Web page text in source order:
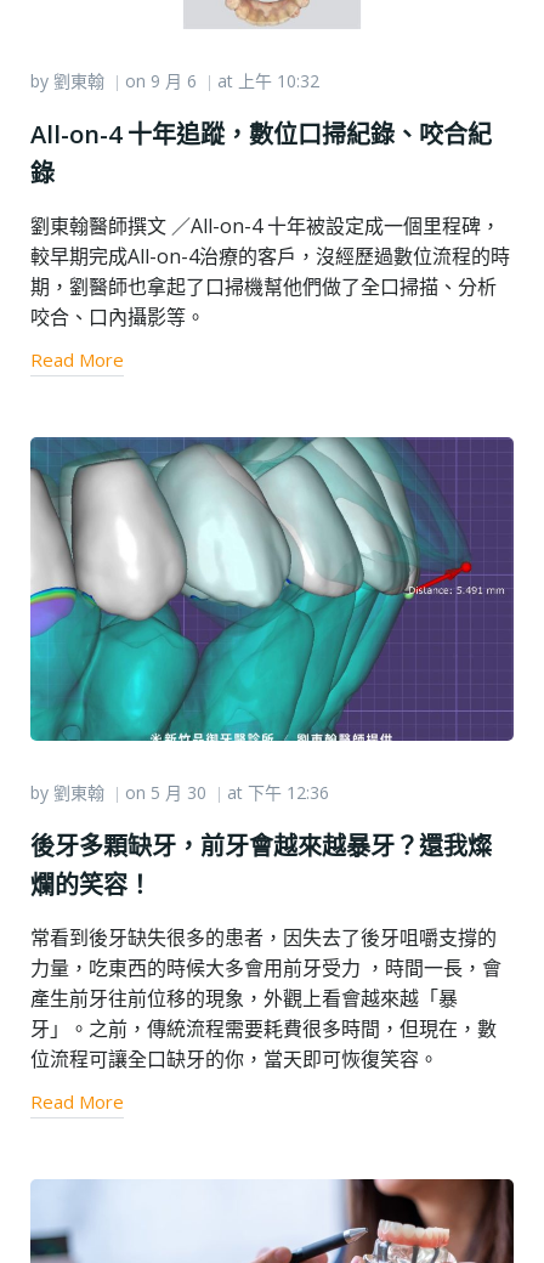
by 劉東翰 | on 9 月 6 | at 上午 10:32
All-on-4 十年追蹤，數位口掃紀錄、咬合紀
錄
劉東翰醫師撰文 ／All-on-4 十年被設定成一個里程碑，
較早期完成All-on-4治療的客戶，沒經歷過數位流程的時
期，劉醫師也拿起了口掃機幫他們做了全口掃描、分析
咬合、口內攝影等。
Read More
by 劉東翰 | on 5 月 30 | at 下午 12:36
後牙多顆缺牙，前牙會越來越暴牙？還我燦
爛的笑容！
常看到後牙缺失很多的患者，因失去了後牙咀嚼支撐的
力量，吃東西的時候大多會用前牙受力 ，時間一長，會
產生前牙往前位移的現象，外觀上看會越來越「暴
牙」。之前，傳統流程需要耗費很多時間，但現在，數
位流程可讓全口缺牙的你，當天即可恢復笑容。
Read More